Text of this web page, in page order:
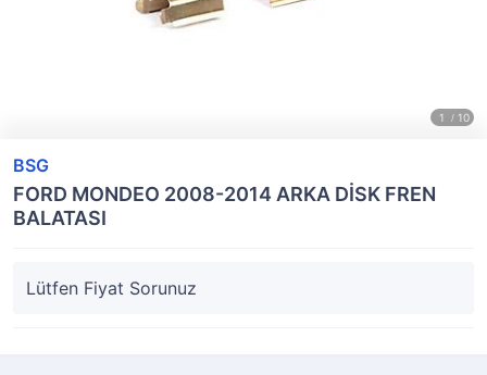
BSG
FORD MONDEO 2008-2014 ARKA DİSK FREN
BALATASI
Lütfen Fiyat Sorunuz